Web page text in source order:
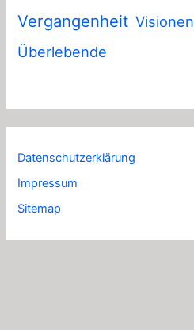
Vergangenheit Visionen
Überlebende
Datenschutzerklärung
Impressum
Sitemap